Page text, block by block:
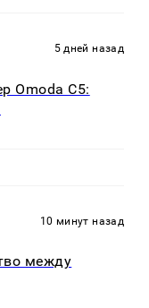
5 дней назад
Omoda C5:
10 минут назад
между